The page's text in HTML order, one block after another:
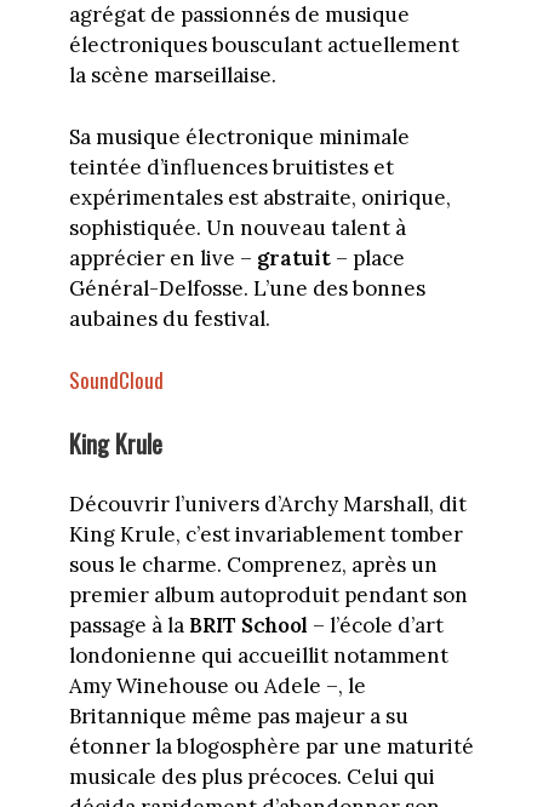
agrégat de passionnés de musique
électroniques bousculant actuellement
la scène marseillaise.
Sa musique électronique minimale
teintée d’influences bruitistes et
expérimentales est abstraite, onirique,
sophistiquée. Un nouveau talent à
apprécier en live – gratuit– place
Général-Delfosse. L’une des bonnes
aubaines du festival.
SoundCloud
King Krule
Découvrir l’univers d’Archy Marshall, dit
King Krule, c’est invariablement tomber
sous le charme. Comprenez, après un
premier album autoproduit pendant son
passage à la BRIT School – l’école d’art
londonienne qui accueillit notamment
Amy Winehouse ou Adele –, le
Britannique même pas majeur a su
étonner la blogosphère par une maturité
musicale des plus précoces. Celui qui